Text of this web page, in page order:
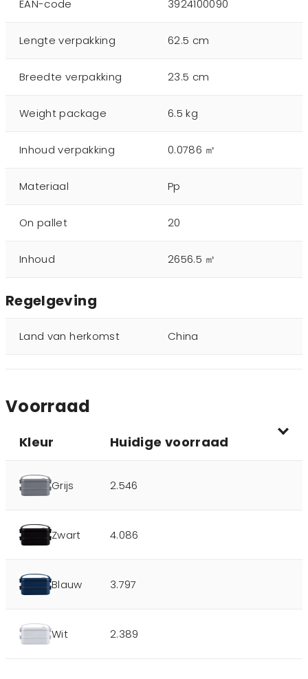
EAN-code 3924100090
Lengte verpakking 62.5 cm
Breedte verpakking 23.5 cm
Weight package 6.5 kg
Inhoud verpakking 0.0786 ㎥
Materiaal Pp
On pallet 20
Inhoud 2656.5 ㎥
Regelgeving
Land van herkomst China
Voorraad
Kleur Huidige voorraad
Grijs 2.546
Zwart 4.086
Blauw 3.797
Wit 2.389